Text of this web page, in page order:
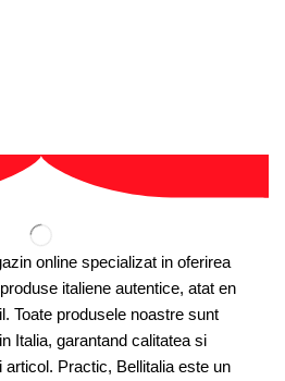
online specializat in oferirea
italiene autentice, atat en
Toate produsele noastre sunt
Italia, garantand calitatea si
articol. Practic, Bellitalia este un